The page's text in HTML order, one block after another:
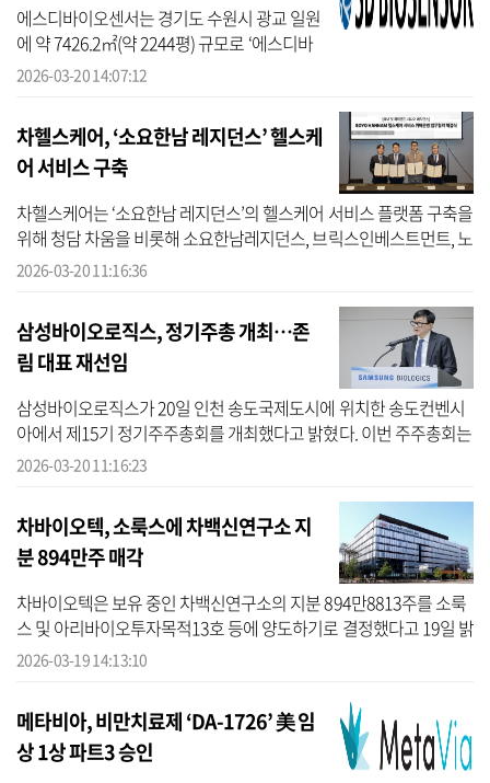
에스디바이오센서는 경기도 수원시 광교 일원
에 약 7426.2㎡(약 2244평) 규모로 ‘에스디바
이오센서 광교 R&D 센터(가칭, 이하 광교 R&D
2026-03-20 14:07:12
차헬스케어, ‘소요한남 레지던스’ 헬스케
어 서비스 구축
차헬스케어는 ‘소요한남 레지던스’의 헬스케어 서비스 플랫폼 구축을
위해 청담 차움을 비롯해 소요한남레지던스, 브릭스인베스트먼트, 노
블라이프케어와 업무협약을 체결했다고 20일 밝혔다. 차헬스케어는
2026-03-20 11:16:36
삼성바이오로직스, 정기주총 개최…존
림 대표 재선임
삼성바이오로직스가 20일 인천 송도국제도시에 위치한 송도컨벤시
아에서 제15기 정기주주총회를 개최했다고 밝혔다. 이번 주주총회는
현장 참석과 온라인 생중계 방식으로 진행됐으며, 약 1400명의 주주
2026-03-20 11:16:23
차바이오텍, 소룩스에 차백신연구소 지
분 894만주 매각
차바이오텍은 보유 중인 차백신연구소의 지분 894만8813주를 소룩
스 및 아리바이오투자목적13호 등에 양도하기로 결정했다고 19일 밝
혔다. 총 거래 금액은 약 238억원이다. 이번 거래 완료 이후 차바이오
2026-03-19 14:13:10
메타비아, 비만치료제 ‘DA-1726’ 美 임
상 1상 파트3 승인